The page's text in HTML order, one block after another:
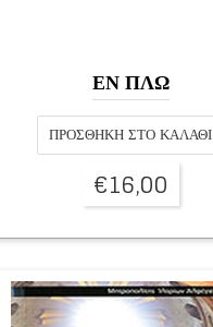
ΕΝ ΠΛΩ
ΠΡΟΣΘΉΚΗ ΣΤΟ ΚΑΛΆΘΙ
€16,00